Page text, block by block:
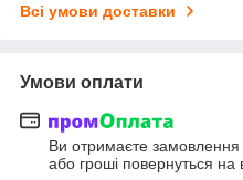
Всі умови доставки
Умови оплати
Ви отримаєте замовлення
або гроші повернуться на